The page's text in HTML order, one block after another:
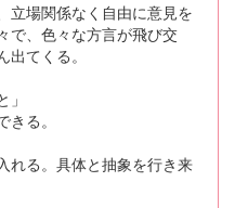
立場関係なく自由に意見を
で、色々な方言が飛び交
てくる。
る。
れる。具体と抽象を行き来